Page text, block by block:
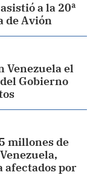
a la 20ª
de Avión
Venezuela el
Gobierno
millones de
afectados por